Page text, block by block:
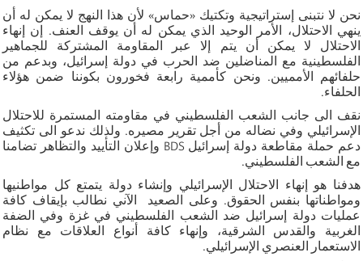
نحن لا نتبنى إستراتيجية وتكتيك «حماس» لأن هذا النهج لا يمكن له أن
ينهي الاحتلال، الأمر الوحيد الذي يمكن له أن يوقف العنف. إن إنهاء
الاحتلال لا يمكن أن يتم إلا عبر المقاومة المشتركة للجماهير
الفلسطينية مع المناضلين ضد الحرب في دولة إسرائيل، وبدعم من
حلفائهم الأمميين. ونحن كأممية رابعة فخورون بكوننا ضمن هؤلاء
الحلفاء.
نقف الى جانب الشعب الفلسطيني في مقاومته المستمرة للاحتلال
الإسرائيلي وفي نضاله من أجل تقرير مصيره. ولذلك ندعو الى تكثيف
دعم حملة مقاطعة دولة إسرائيل BDS وإعلان التأييد والتظاهر تضامنا
مع الشعب الفلسطيني.
هدفنا هو إنهاء الاحتلال الإسرائيلي وإنشاء دولة يتمتع كل مواطنيها
ومواطناتها بنفس الحقوق. وعلى الصعيد الآني نطالب بإيقاف كافة
عمليات دولة إسرائيل ضد الشعب الفلسطيني في غزة وفي الضفة
الغربية والقدس الشرقية، وإنهاء كافة أنواع العلاقات مع نظام
الاستعمار العنصري الإسرائيلي.